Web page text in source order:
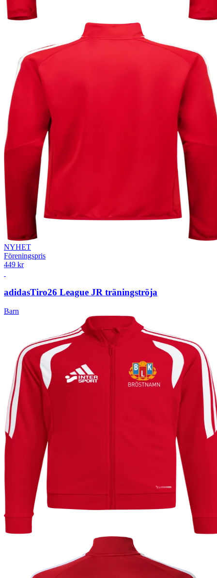
NYHET
Föreningspris
449 kr
adidasTiro26 League JR träningströja
Barn